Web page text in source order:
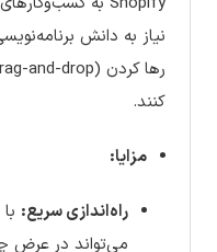
نیاز به دانش
کنند.
مزایا:
راه‌اندازی سریع:
می‌تواند در عرض